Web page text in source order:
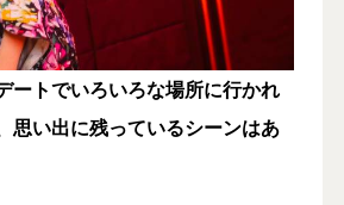
ートでいろいろな場所に行かれ
思い出に残っているシーンはあ